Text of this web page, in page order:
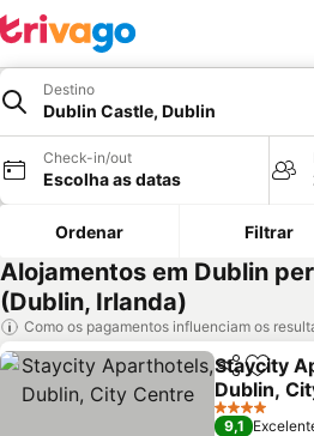
Destino
Dublin Castle, Dublin
Check-in/out
Escolha as datas
Ordenar Filtrar
Alojamentos em Dublin
(Dublin, Irlanda)
Como os pagamentos influenciam os
Partilhar
Staycity
Dublin,
Ver preços
4 Estrelas
9,1